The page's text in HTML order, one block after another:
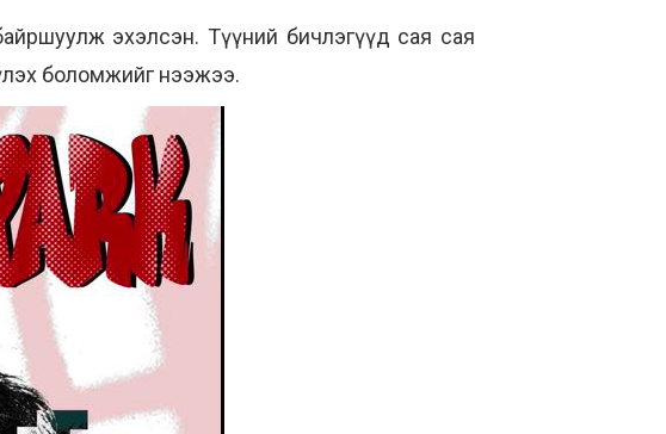
эхэлсэн. Түүний бичлэгүүд сая сая
боломжийг нээжээ.